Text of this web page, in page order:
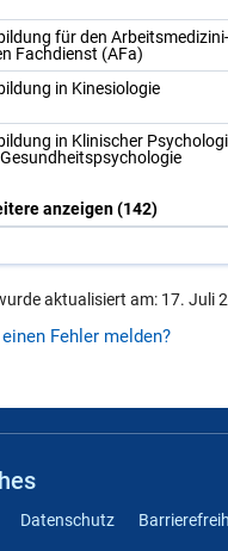
für den Ar­beits­me­di­zi­ni­
Fach­dienst (AFa)
in Ki­ne­sio­lo­gie
in Kli­ni­scher
anzeigen(142)
aktualisiert am: 17. Juli
Fehler melden?
Datenschutz